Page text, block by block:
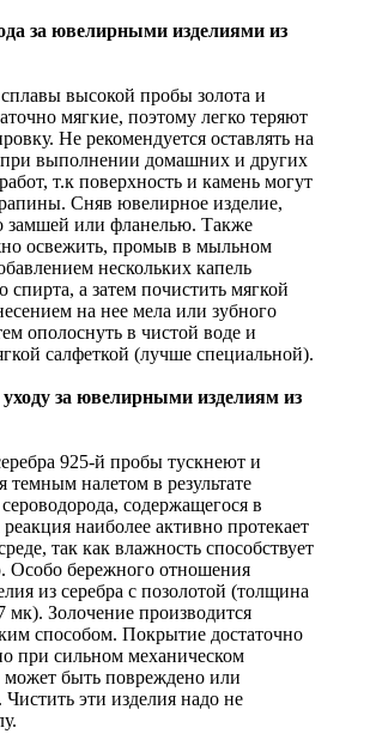
за ювелирными изделиями из
высокой пробы золота и
мягкие, поэтому легко теряют
Не рекомендуется оставлять на
при выполнении домашних и других
т.к поверхность и камень могут
Сняв ювелирное изделие,
замшей или фланелью. Также
освежить, промыв в мыльном
нескольких капель
спирта, а затем почистить мягкой
на нее мела или зубного
ополоснуть в чистой воде и
салфеткой (лучше специальной).
за ювелирными изделиям из
925-й пробы тускнеют и
темным налетом в результате
содержащегося в
наиболее активно протекает
так как влажность способствует
Особо бережного отношения
из серебра с позолотой (толщина
мк). Золочение производится
способом. Покрытие достаточно
при сильном механическом
может быть повреждено или
эти изделия надо не